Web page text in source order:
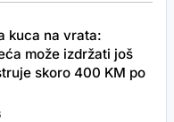
kuca na vrata:
može izdržati još
skoro 400 KM po